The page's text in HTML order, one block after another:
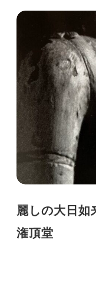
麗しの大日
潅頂堂